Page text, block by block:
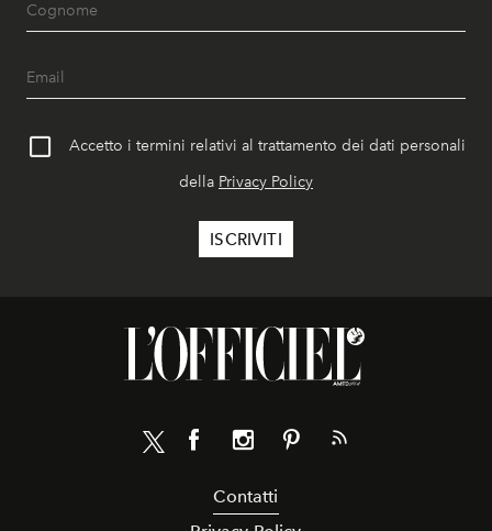
Accetto i termini relativi al trattamento dei dati personali
della Privacy Policy
Contatti